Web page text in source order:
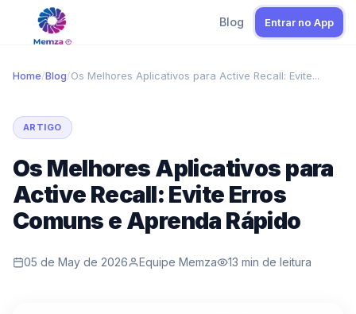
Blog Entrar no App
Home/Blog/Os Melhores Aplicativos para Active Recall: Evite...
ARTIGO
Os Melhores Aplicativos para
Active Recall: Evite Erros
Comuns e Aprenda Rápido
05 de May de 2026 Equipe Memza 13 min de leitura